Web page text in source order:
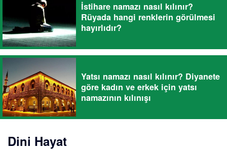
İstihare namazı nasıl kılınır?
Rüyada hangi renklerin görülmesi
hayırlıdır?
Yatsı namazı nasıl kılınır? Diyanete
göre kadın ve erkek için yatsı
namazının kılınışı
Dini Hayat